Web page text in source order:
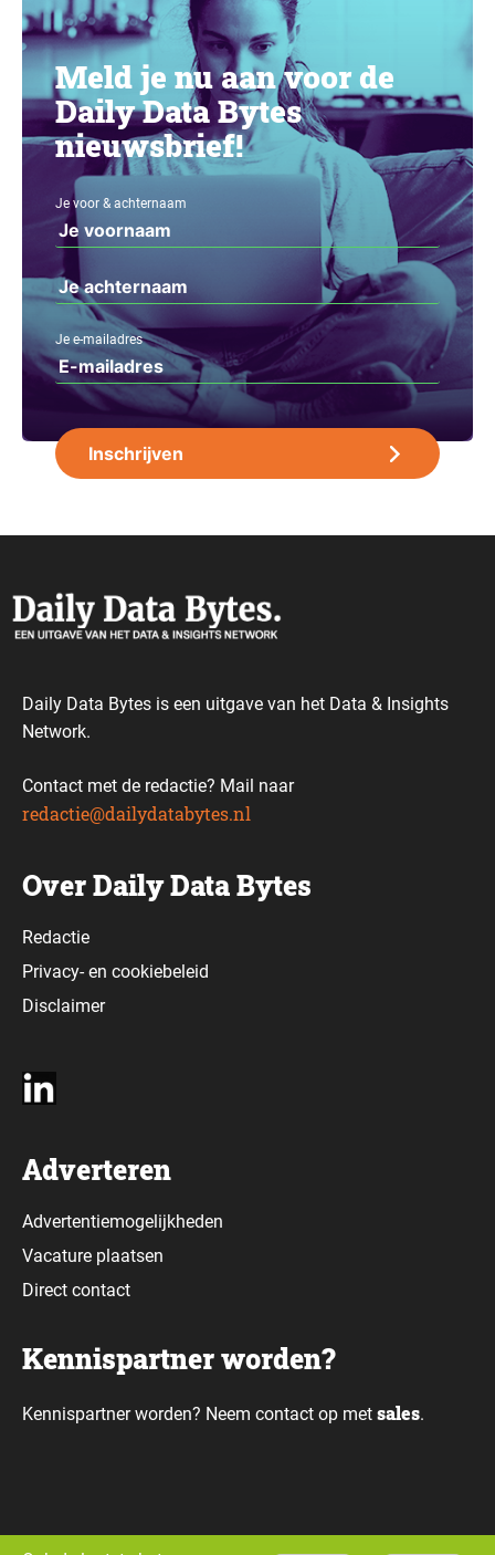
Meld je nu aan voor de
Daily Data Bytes
nieuwsbrief!
Je voor & achternaam
Je e-mailadres
Daily Data Bytes is een uitgave van het Data & Insights
Network.
Contact met de redactie? Mail naar
redactie@dailydatabytes.nl
Over Daily Data Bytes
Redactie
Privacy-en cookiebeleid
Disclaimer
Adverteren
Advertentiemogelijkheden
Vacature plaatsen
Direct contact
Kennispartner worden?
Kennispartner worden? Neem contact op met sales.